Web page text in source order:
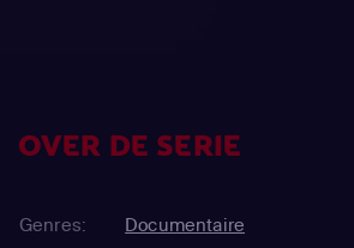
OVER DE SERIE
Genres:
Documentaire